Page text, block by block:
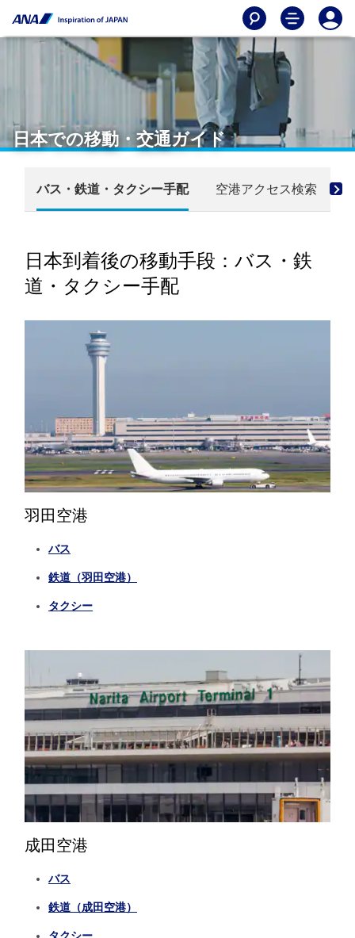
日本での移動・交通ガイド
バス・鉄道・タクシー手配 空港アクセス検索
日本到着後の移動手段：バス・鉄
道・タクシー手配
羽田空港
バス
鉄道（羽田空港）
タクシー
成田空港
バス
鉄道（成田空港）